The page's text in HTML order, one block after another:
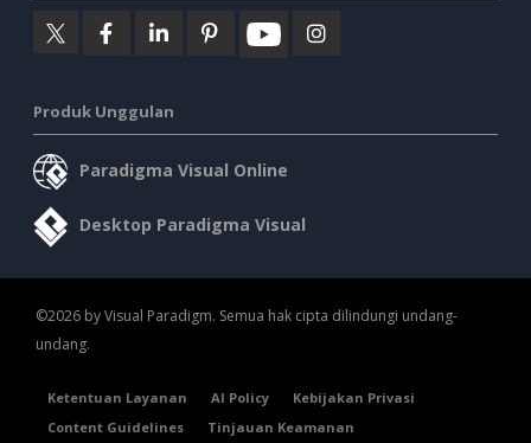
Produk Unggulan
Paradigma Visual Online
Desktop Paradigma Visual
©2026 by Visual Paradigm. Semua hak cipta dilindungi undang-
undang.
Ketentuan Layanan AI Policy
Kebijakan Privasi
Content Guidelines
Tinjauan Keamanan